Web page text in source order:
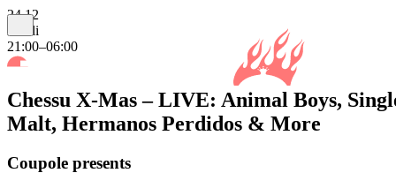
24.12
mardi
21:00–06:00
Chessu X-Mas – LIVE: Animal Boys,
Malt, Hermanos Perdidos & More
Coupole presents